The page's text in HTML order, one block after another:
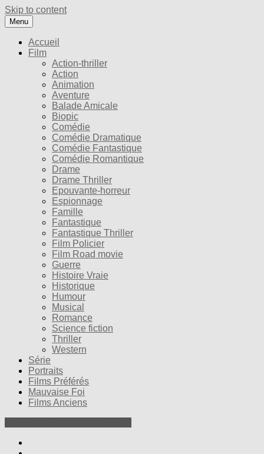
Skip to content
Menu
Accueil
Film
Action-thriller
Action
Animation
Aventure
Balade Amicale
Biopic
Comédie
Comédie Dramatique
Comédie Fantastique
Comédie Romantique
Drame
Drame Thriller
Epouvante-horreur
Espionnage
Famille
Fantastique
Fantastique Thriller
Film Policier
Film Road movie
Guerre
Histoire Vraie
Historique
Humour
Musical
Romance
Science fiction
Thriller
Western
Série
Portraits
Films Préférés
Mauvaise Foi
Films Anciens